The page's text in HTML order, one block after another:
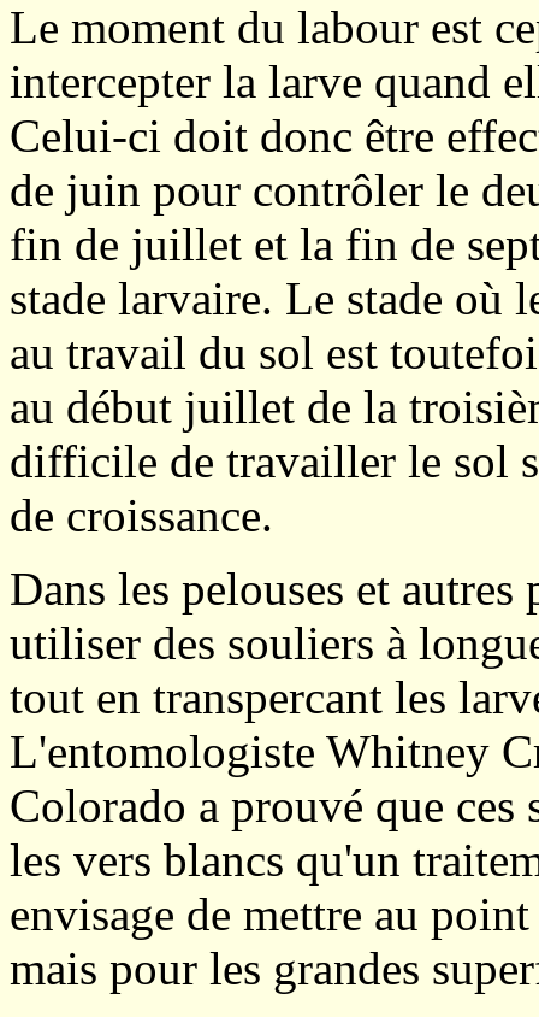
Le moment du labour est
intercepter la larve quand
Celui-ci doit donc être
de juin pour contrôler le
fin de juillet et la fin de
stade larvaire. Le stade où
au travail du sol est
au début juillet de la
difficile de travailler le sol
de croissance.
Dans les pelouses et
utiliser des souliers à
tout en transpercant les
L'entomologiste Whitney
Colorado a prouvé que ces
les vers blancs qu'un
envisage de mettre au
mais pour les grandes